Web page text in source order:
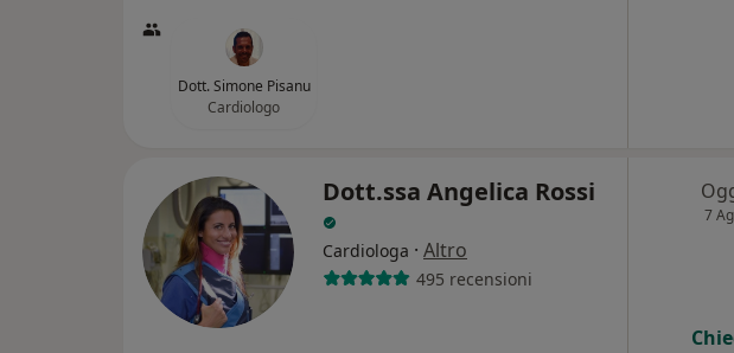
Dott. Simone Pisanu
Cardiologo
Dott.ssa Angelica Rossi
Cardiologa · Altro
495 recensioni
7